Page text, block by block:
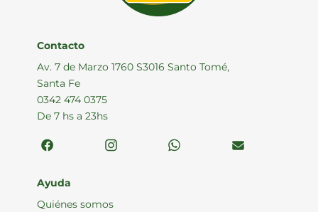
Contacto
Av. 7 de Marzo 1760 S3016 Santo Tomé,
Santa Fe
0342 474 0375
De 7 hs a 23hs
Ayuda
Quiénes somos